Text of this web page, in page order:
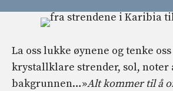
La oss lukke øynene og tenke
krystallklare strender, sol, noter
bakgrunnen…»Alt kommer til å